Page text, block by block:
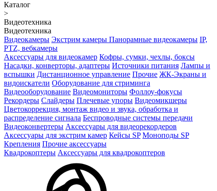
Каталог
>
Видеотехника
Видеотехника
Видеокамеры Экстрим камеры Панорамные видеокамеры IP,
PTZ, вебкамеры
Аксессуары для видеокамер Кофры, сумки, чехлы, боксы
Насадки, конверторы, адаптеры Источники питания Лампы и
вспышки Дистанционное управление Прочие ЖК-Экраны и
видоискатели Оборудование для стриминга
Видеооборудование Видеомониторы Фоллоу-фокусы
Рекордеры Слайдеры Плечевые упоры Видеомикшеры
Цветокоррекция, монтаж видео и звука, обработка и
распределение сигнала Беспроводные системы передачи
Видеоконвертеры Аксессуары для видеорекордеров
Аксессуары для экстрим камер Кейсы SP Моноподы SP
Крепления Прочие аксессуары
Квадрокоптеры Аксессуары для квадрокоптеров